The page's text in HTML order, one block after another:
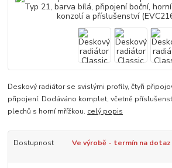
Deskový radiátor se svislými profily, čtyři
připojení. Dodáváno komplet, včetně
plechů s horní mřížkou. celý popis
Dostupnost Ve výrobě - termín na dotaz